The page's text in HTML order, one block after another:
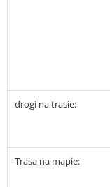
drogi na trasie:
Trasa na mapie: